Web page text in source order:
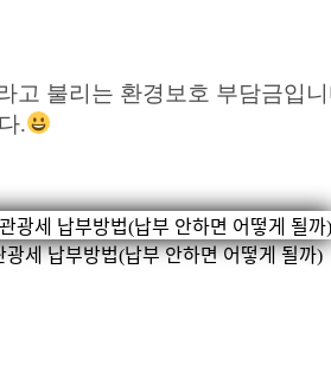
고 불리는 환경보호 부담금입
.
납부방법(납부 안하면 어떻게 될까)